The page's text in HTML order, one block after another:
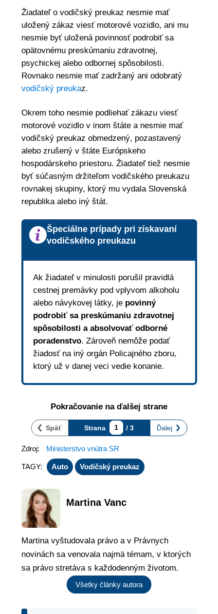
Žiadateľ o vodičský preukaz nesmie mať
uložený zákaz viesť motorové vozidlo, ani mu
nesmie byť uložená povinnosť podrobiť sa
opätovnému preskúmaniu zdravotnej,
psychickej alebo odbornej spôsobilosti.
Rovnako nesmie mať zadržaný ani odobratý
vodičský preukaz.
Okrem toho nesmie podliehať zákazu viesť
motorové vozidlo v inom štáte a nesmie mať
vodičský preukaz obmedzený, pozastavený
alebo zrušený v štáte Európskeho
hospodárskeho priestoru. Žiadateľ tiež nesmie
byť súčasným držiteľom vodičského preukazu
rovnakej skupiny, ktorý mu vydala Slovenská
republika alebo iný štát.
Špeciálne prípady pri získavaní
vodičského preukazu
Ak žiadateľ v minulosti porušil pravidlá
cestnej premávky pod vplyvom alkoholu
alebo návykovej látky, jepovinný
podrobiť sa preskúmaniu zdravotnej
spôsobilosti a absolvovať odborné
poradenstvo. Zároveň nemôže podať
žiadosť na iný orgán Policajného zboru,
ktorý už v danej veci vedie konanie.
Pokračovanie na ďalšej strane
Späť Strana 1 / 3 Ďalej
Zdroj: Ministerstvo vnútra SR
TAGY: Auto Vodičský preukaz
Martina Vanc
Martina vyštudovala právo a v Právnych
novinách sa venovala najmä témam, v ktorých
sa právo stretáva s každodenným životom.
Všetky články autora